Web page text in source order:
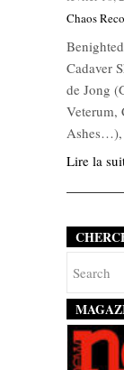
Chaos
Cadaver
de Jong
Veterum,
Lire la